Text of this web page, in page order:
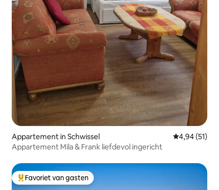
Appartement in Schwissel Gemiddelde
4,94 (51)
Appartement Mila & Frank liefdevol ingericht
Topfavoriet van gasten
Favoriet van gasten